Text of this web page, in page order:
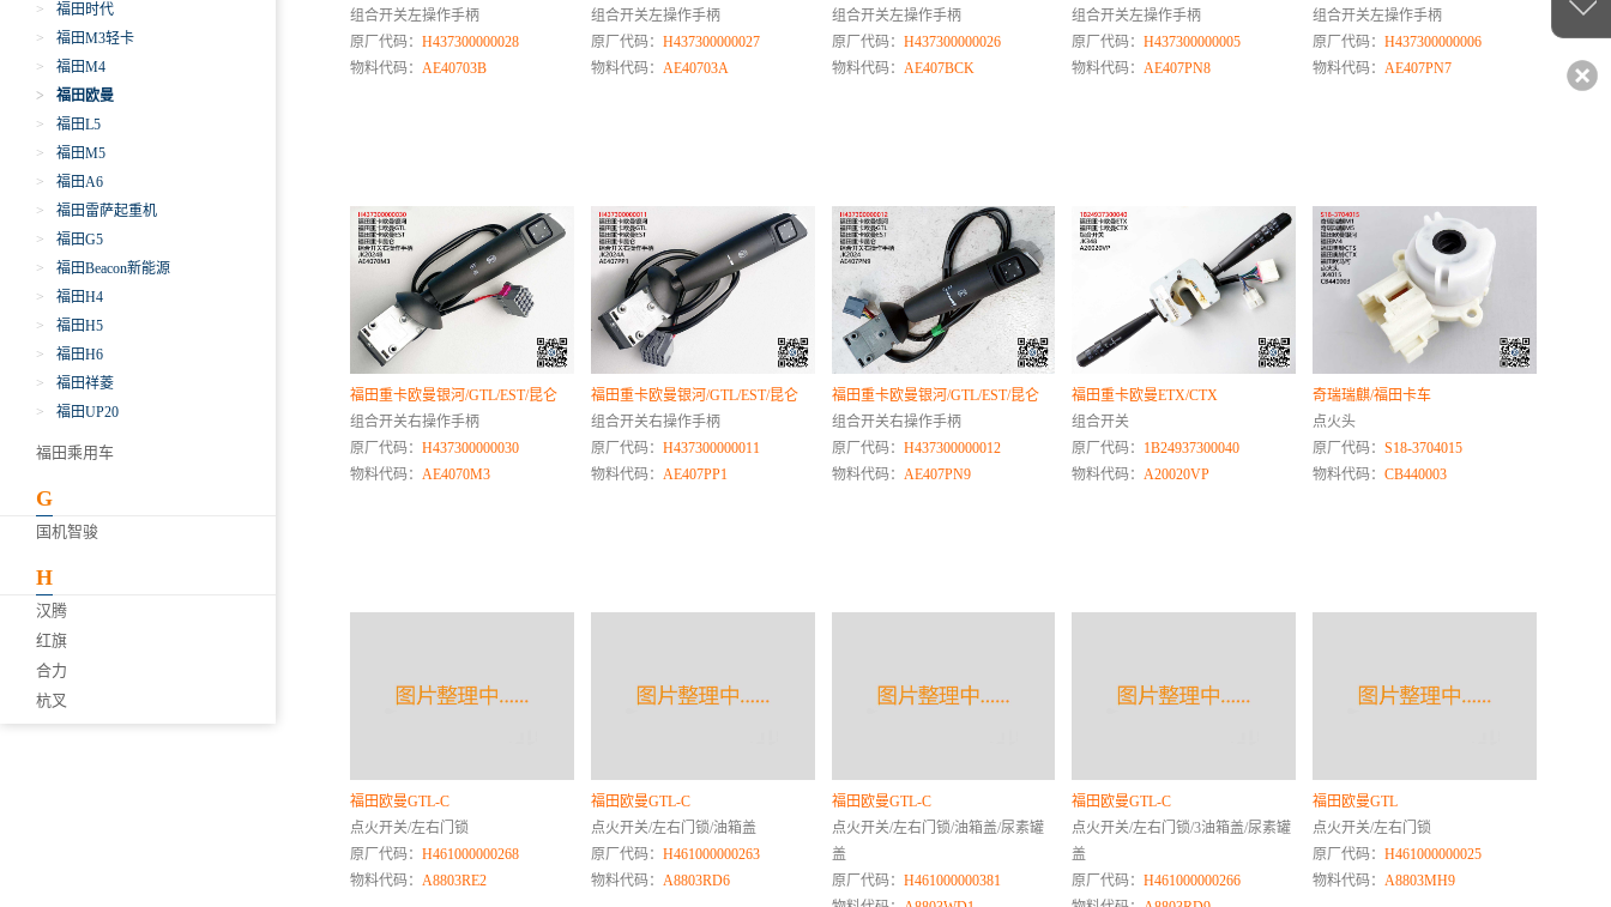
>
福田时代
>
福田M3轻卡
>
福田M4
>
福田欧曼
>
福田L5
>
福田M5
>
福田A6
>
福田雷萨起重机
>
福田G5
>
福田Beacon新能源
>
福田H4
>
福田H5
>
福田H6
>
福田祥菱
>
福田UP20
福田乘用车
G
国机智骏
H
汉腾
红旗
合力
杭叉
组合开关左操作手柄
原厂代码： H437300000028
物料代码： AE40703B
组合开关左操作手柄
原厂代码： H437300000027
物料代码： AE40703A
组合开关左操作手柄
原厂代码： H437300000026
物料代码： AE407BCK
组合开关左操作手柄
原厂代码：H437300000005
物料代码：AE407PN8
组合开关左操作手柄
原厂代码：H437300000006
物料代码：AE407PN7
福田重卡欧曼银河/GTL/EST/昆仑
组合开关右操作手柄
原厂代码： H437300000030
物料代码： AE4070M3
福田重卡欧曼银河/GTL/EST/昆仑
组合开关右操作手柄
原厂代码： H437300000011
物料代码： AE407PP1
福田重卡欧曼银河/GTL/EST/昆仑
组合开关右操作手柄
原厂代码： H437300000012
物料代码： AE407PN9
福田重卡欧曼ETX/CTX
组合开关
原厂代码： 1B24937300040
物料代码：A20020VP
奇瑞瑞麒/福田卡车
点火头
原厂代码：S18-3704015
物料代码：CB440003
福田欧曼GTL-C
点火开关/左右门锁
原厂代码： H461000000268
物料代码： A8803RE2
福田欧曼GTL-C
点火开关/左右门锁/油箱盖
原厂代码： H461000000263
物料代码： A8803RD6
福田欧曼GTL-C
点火开关/左右门锁/油箱盖/尿素罐
盖
原厂代码： H461000000381
福田欧曼GTL-C
点火开关/左右门锁/3油箱盖/尿素罐
盖
原厂代码：H461000000266
福田欧曼GTL
点火开关/左右门锁
原厂代码：H461000000025
物料代码：A8803MH9